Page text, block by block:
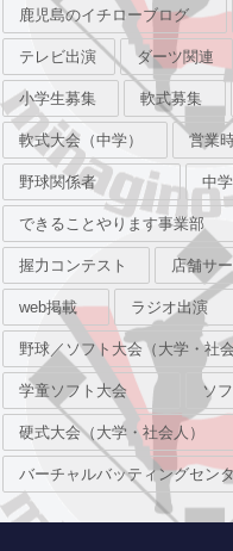
鹿児島のイチローブログ
テレビ出演 ダーツ関連
小学生募集 軟式募集
軟式大会（中学） 営業
野球関係者 中
できることやります事業部
握力コンテスト 店舗サ
web掲載 ラジオ出演
野球／ソフト大会（大学・社会
学童ソフト大会 ソ
硬式大会（大学・社会人）
バーチャルバッティングセン